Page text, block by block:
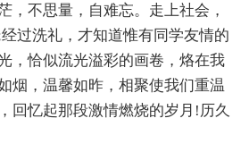
，不思量，自难忘。走上社会，
过洗礼，才知道惟有同学友情的
，恰似流光溢彩的画卷，烙在我
烟，温馨如昨，相聚使我们重温
回忆起那段激情燃烧的岁月!历久